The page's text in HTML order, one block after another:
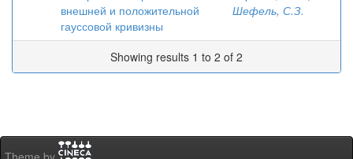
внешней и положительной
гауссовой кривизны
Шефель, С.З.
Showing results 1 to 2 of 2